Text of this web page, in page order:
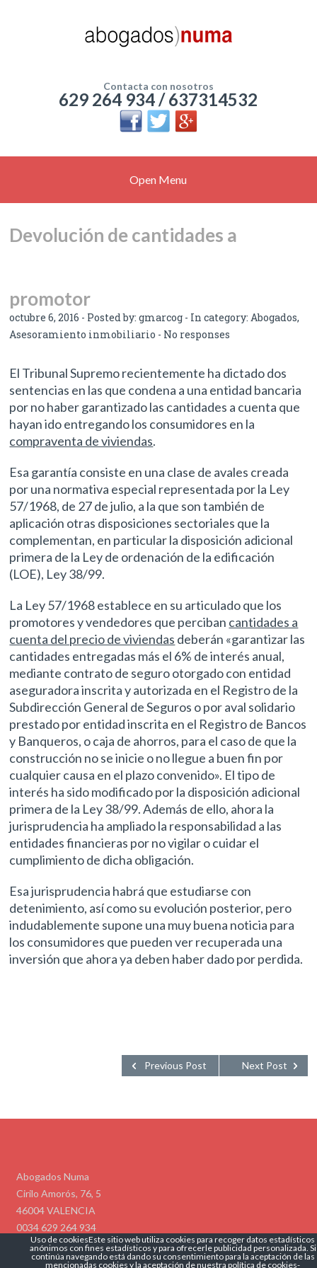
Contacta con nosotros
629 264 934 / 637314532
Open Menu
Devolución de cantidades a
promotor
octubre 6, 2016 - Posted by:gmarcog - In category:Abogados,
Asesoramiento inmobiliario - No responses
El Tribunal Supremo recientemente ha dictado dos
sentencias en las que condena a una entidad bancaria
por no haber garantizado las cantidades a cuenta que
hayan ido entregando los consumidores en la
compraventa de viviendas.
Esa garantía consiste en una clase de avales creada
por una normativa especial representada por la Ley
57/1968, de 27 de julio, a la que son también de
aplicación otras disposiciones sectoriales que la
complementan, en particular la disposición adicional
primera de la Ley de ordenación de la edificación
(LOE), Ley 38/99.
La Ley 57/1968 establece en su articulado que los
promotores y vendedores que perciban cantidades a
cuenta del precio de viviendas deberán «garantizar las
cantidades entregadas más el 6% de interés anual,
mediante contrato de seguro otorgado con entidad
aseguradora inscrita y autorizada en el Registro de la
Subdirección General de Seguros o por aval solidario
prestado por entidad inscrita en el Registro de Bancos
y Banqueros, o caja de ahorros, para el caso de que la
construcción no se inicie o no llegue a buen fin por
cualquier causa en el plazo convenido». El tipo de
interés ha sido modificado por la disposición adicional
primera de la Ley 38/99. Además de ello, ahora la
jurisprudencia ha ampliado la responsabilidad a las
entidades financieras por no vigilar o cuidar el
cumplimiento de dicha obligación.
Esa jurisprudencia habrá que estudiarse con
detenimiento, así como su evolución posterior, pero
indudablemente supone una muy buena noticia para
los consumidores que pueden ver recuperada una
inversión que ahora ya deben haber dado por perdida.
Next Post
Previous Post
Abogados Numa
Cirilo Amorós, 76, 5
46004 VALENCIA
0034 629 264 934
info@abogadosnuma.es
Politíca de Privacidad
Politíca de Cookies
Uso de cookiesEste sitio web utiliza cookies para recoger datos estadísticos
anónimos con fines estadísticos y para ofrecerle publicidad personalizada. Si
continúa navegando está dando su consentimiento para la aceptación de las
mencionadas cookies y la aceptación de nuestra política de cookies-